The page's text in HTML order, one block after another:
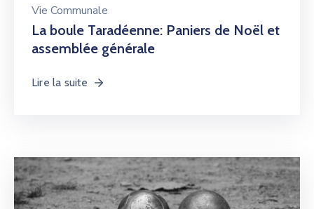
Vie Communale
La boule Taradéenne: Paniers de Noël et
assemblée générale
Lire la suite